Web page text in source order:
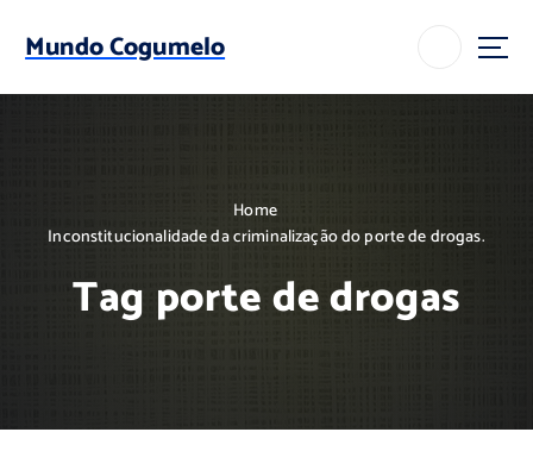
p
Mundo Cogumelo
Home
Inconstitucionalidade da criminalização do porte de drogas.
Tag porte de drogas